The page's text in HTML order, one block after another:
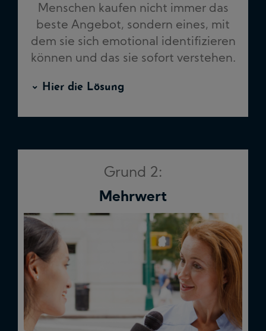
Menschen kaufen nicht immer das
beste Angebot, sondern eines, mit
dem sie sich emotional identifizieren
können und das sie sofort verstehen.
Hier die Lösung
Grund 2:
Mehrwert